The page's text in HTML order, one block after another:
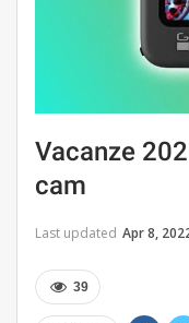
Vacanze
cam
Last updated Apr 8,
39